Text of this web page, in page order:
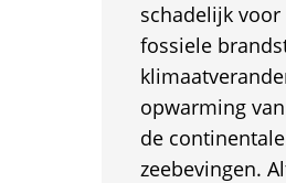
schadelijk
fossiele
opwarming
de
zeebevingen.